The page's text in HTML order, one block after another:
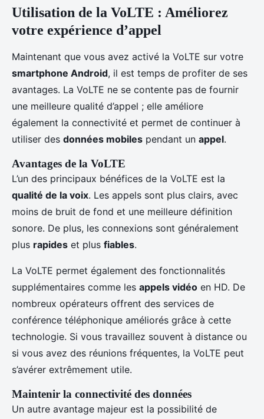
Utilisation de la VoLTE : Améliorez
votre expérience d’appel
Maintenant que vous avez activé la VoLTE sur votre
smartphone Android, il est temps de profiter de ses
avantages. La VoLTE ne se contente pas de fournir
une meilleure qualité d’appel ; elle améliore
également la connectivité et permet de continuer à
utiliser des données mobiles pendant un appel.
Avantages de la VoLTE
L’un des principaux bénéfices de la VoLTE est la
qualité de la voix. Les appels sont plus clairs, avec
moins de bruit de fond et une meilleure définition
sonore. De plus, les connexions sont généralement
plus rapides et plus fiables.
La VoLTE permet également des fonctionnalités
supplémentaires comme les appels vidéo en HD. De
nombreux opérateurs offrent des services de
conférence téléphonique améliorés grâce à cette
technologie. Si vous travaillez souvent à distance ou
si vous avez des réunions fréquentes, la VoLTE peut
s’avérer extrêmement utile.
Maintenir la connectivité des données
Un autre avantage majeur est la possibilité de